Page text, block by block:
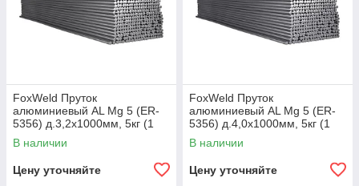
FoxWeld Пруток
алюминиевый АL Мg 5 (ER-
5356) д.3,2х1000мм, 5кг (1
пачка, пр-во FoxWeld/КНР)
В наличии
Цену уточняйте
FoxWeld Пруток
алюминиевый АL Мg 5 (ER-
5356) д.4,0х1000мм, 5кг (1
пачка, пр-во FoxWeld/КНР)
В наличии
Цену уточняйте